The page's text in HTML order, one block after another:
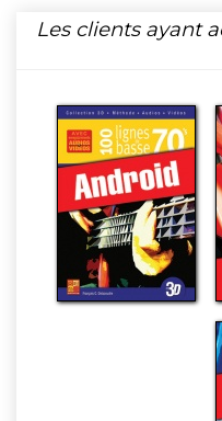
Les clients ayant